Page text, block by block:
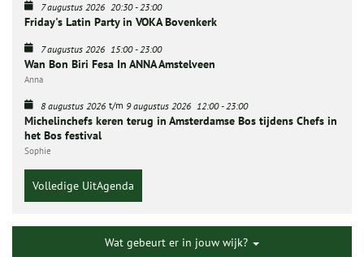
7 augustus 2026 20:30-23:00
Friday's Latin Party in VOKA Bovenkerk
7 augustus 2026 15:00-23:00
Wan Bon Biri Fesa In ANNA Amstelveen
Anna
8 augustus 2026 t/m 9 augustus 2026 12:00-23:00
Michelinchefs keren terug in Amsterdamse Bos tijdens Chefs in
het Bos festival
Sophie
Volledige UitAgenda
Wat gebeurt er in jouw wijk?